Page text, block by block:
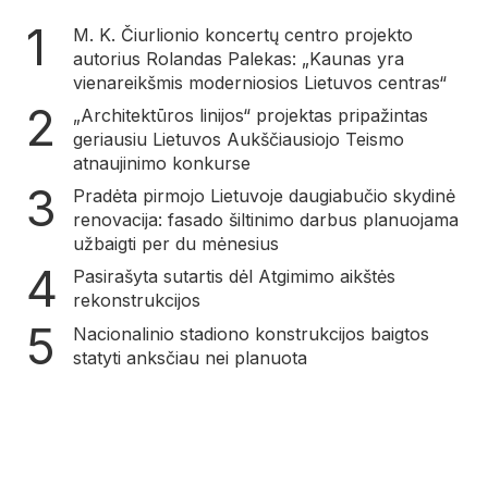
M. K. Čiurlionio koncertų centro projekto
autorius Rolandas Palekas: „Kaunas yra
vienareikšmis moderniosios Lietuvos centras“
„Architektūros linijos“ projektas pripažintas
geriausiu Lietuvos Aukščiausiojo Teismo
atnaujinimo konkurse
Pradėta pirmojo Lietuvoje daugiabučio skydinė
renovacija: fasado šiltinimo darbus planuojama
užbaigti per du mėnesius
Pasirašyta sutartis dėl Atgimimo aikštės
rekonstrukcijos
Nacionalinio stadiono konstrukcijos baigtos
statyti anksčiau nei planuota